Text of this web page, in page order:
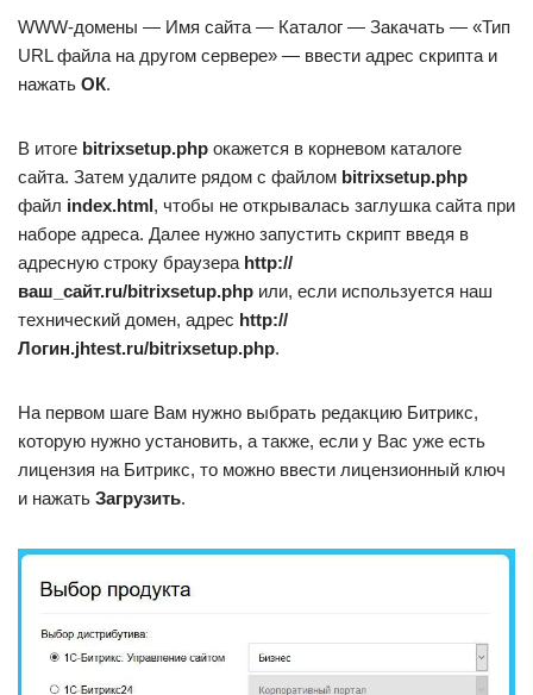
WWW-домены — Имя сайта — Каталог — Закачать — «Тип
URL файла на другом сервере» — ввести адрес скрипта и
нажать ОК.
В итоге bitrixsetup.php окажется в корневом каталоге
сайта. Затем удалите рядом с файлом bitrixsetup.php
файл index.html, чтобы не открывалась заглушка сайта при
наборе адреса. Далее нужно запустить скрипт введя в
адресную строку браузера http://
ваш_сайт.ru/bitrixsetup.php или, если используется наш
технический домен, адрес http://
Логин.jhtest.ru/bitrixsetup.php.
На первом шаге Вам нужно выбрать редакцию Битрикс,
которую нужно установить, а также, если у Вас уже есть
лицензия на Битрикс, то можно ввести лицензионный ключ
и нажать Загрузить.